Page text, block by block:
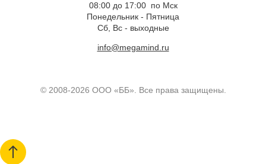
08:00 до 17:00 по Мск
Понедельник - Пятница
Сб, Вс - выходные
info@megamind.ru
© 2008-2026 ООО «ББ». Все права защищены.